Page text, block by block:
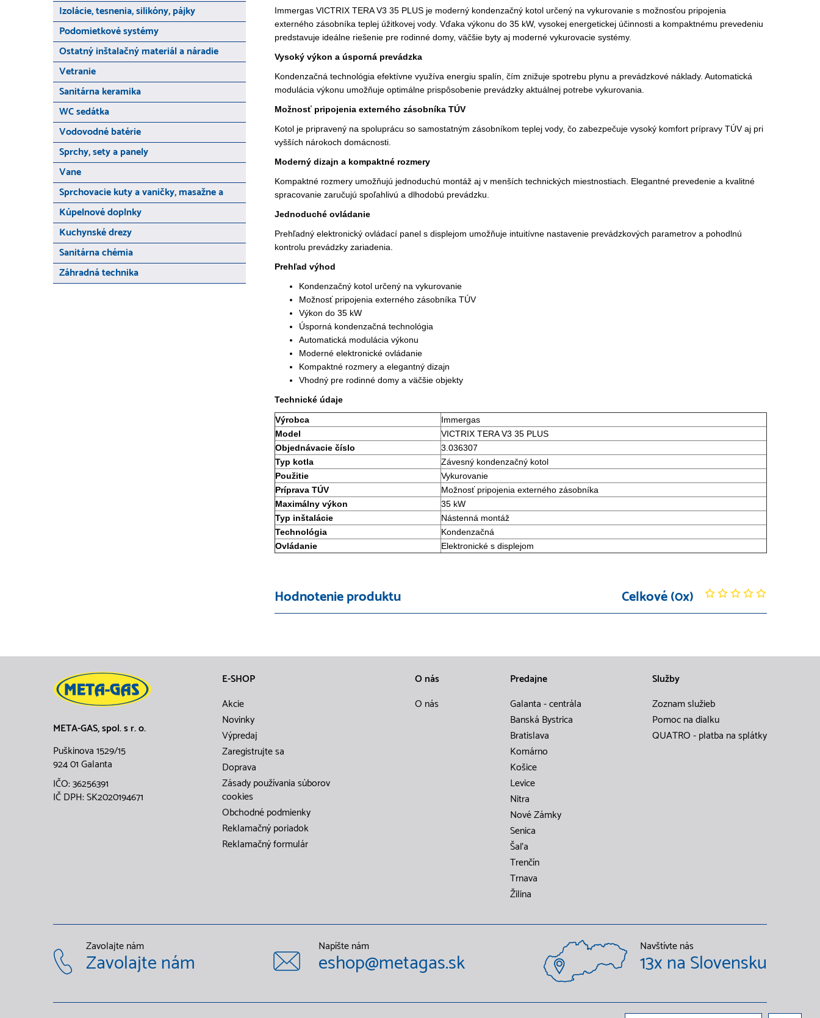
Izolácie, tesnenia, silikóny, pájky
Podomietkové systémy
Ostatný inštalačný materiál a náradie
Vetranie
Sanitárna keramika
WC sedátka
Vodovodné batérie
Sprchy, sety a panely
Vane
Sprchovacie kuty a vaničky, masažne a
Kúpelnové doplnky
Kuchynské drezy
Sanitárna chémia
Záhradná technika
Immergas VICTRIX TERA V3 35 PLUS je moderný kondenzačný kotol určený na vykurovanie s možnosťou pripojenia
externého zásobníka teplej úžitkovej vody. Vďaka výkonu do 35 kW, vysokej energetickej účinnosti a kompaktnému prevedeniu
predstavuje ideálne riešenie pre rodinné domy, väčšie byty aj moderné vykurovacie systémy.
Vysoký výkon a úsporná prevádzka
Kondenzačná technológia efektívne využíva energiu spalín, čím znižuje spotrebu plynu a prevádzkové náklady. Automatická
modulácia výkonu umožňuje optimálne prispôsobenie prevádzky aktuálnej potrebe vykurovania.
Možnosť pripojenia externého zásobníka TÚV
Kotol je pripravený na spoluprácu so samostatným zásobníkom teplej vody, čo zabezpečuje vysoký komfort prípravy TÚV aj pri
vyšších nárokoch domácnosti.
Moderný dizajn a kompaktné rozmery
Kompaktné rozmery umožňujú jednoduchú montáž aj v menších technických miestnostiach. Elegantné prevedenie a kvalitné
spracovanie zaručujú spoľahlivú a dlhodobú prevádzku.
Jednoduché ovládanie
Prehľadný elektronický ovládací panel s displejom umožňuje intuitívne nastavenie prevádzkových parametrov a pohodlnú
kontrolu prevádzky zariadenia.
Prehľad výhod
Kondenzačný kotol určený na vykurovanie
Možnosť pripojenia externého zásobníka TÚV
Výkon do 35 kW
Úsporná kondenzačná technológia
Automatická modulácia výkonu
Moderné elektronické ovládanie
Kompaktné rozmery a elegantný dizajn
Vhodný pre rodinné domy a väčšie objekty
Technické údaje
Výrobca
Immergas
Model
VICTRIX TERA V3 35 PLUS
Objednávacie číslo
3.036307
Typ kotla
Závesný kondenzačný kotol
Použitie
Vykurovanie
Príprava TÚV
Možnosť pripojenia externého zásobníka
Maximálny výkon
35 kW
Typ inštalácie
Nástenná montáž
Technológia
Kondenzačná
Ovládanie
Elektronické s displejom
Hodnotenie produktu Celkové (0x)
META-GAS, spol. s r. o.
Puškinova 1529/15
924 01 Galanta
IČO: 36256391
IČ DPH: SK2020194671
E-SHOP
Akcie
Novinky
Výpredaj
Zaregistrujte sa
Doprava
Zásady používania súborov
cookies
Obchodné podmienky
Reklamačný poriadok
Reklamačný formulár
O nás
O nás
Predajne
Galanta - centrála
Banská Bystrica
Bratislava
Komárno
Košice
Levice
Nitra
Nové Zámky
Senica
Šaľa
Trenčín
Trnava
Žilina
Služby
Zoznam služieb
Pomoc na dialku
QUATRO - platba na splátky
Zavolajte nám
Zavolajte nám
Napíšte nám
eshop@metagas.sk
Navštívte nás
13x na Slovensku